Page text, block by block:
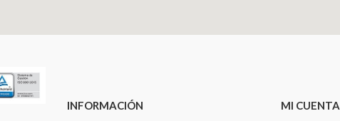
INFORMACIÓN MI CUENTA